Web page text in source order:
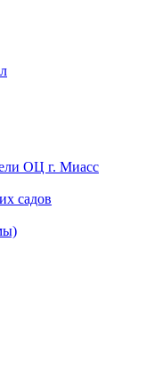
ОЦ г. Миасс
садов